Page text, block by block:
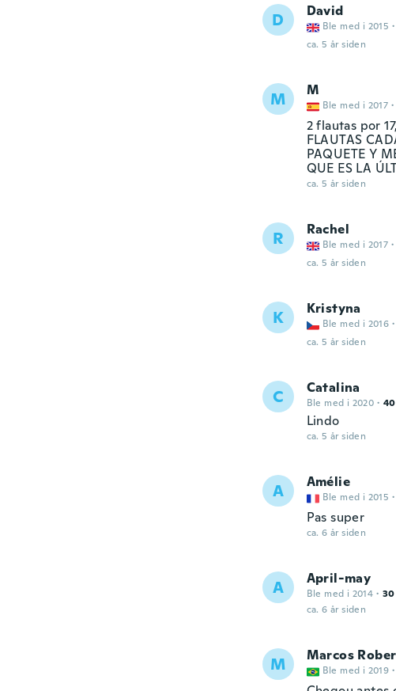
D David
Ble med i 2015 ·
ca. 5 år siden
M M
Ble med i 2017 ·
2 flautas por
FLAUTAS
PAQUETE Y
QUE ES LA
ca. 5 år siden
R Rachel
Ble med i 2017 ·
ca. 5 år siden
K Kristyna
Ble med i 2016 ·
ca. 5 år siden
C Catalina
Ble med i 2020 · 40
Lindo
ca. 5 år siden
A Amélie
Ble med i 2015 ·
Pas super
ca. 6 år siden
A April-may
Ble med i 2014 · 30
ca. 6 år siden
M Marcos
Ble med i 2019 ·